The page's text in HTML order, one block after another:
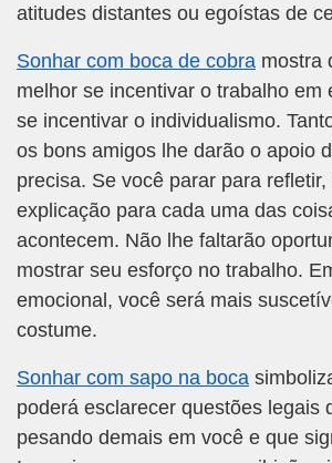
atitudes distantes ou egoístas de
Sonhar com boca de cobra mostra
melhor se incentivar o trabalho em
se incentivar o individualismo.
os bons amigos lhe darão o apoio
precisa. Se você parar para
explicação para cada uma das
acontecem. Não lhe faltarão
mostrar seu esforço no trabalho.
emocional, você será mais
costume.
Sonhar com sapo na boca
poderá esclarecer questões legais
pesando demais em você e que